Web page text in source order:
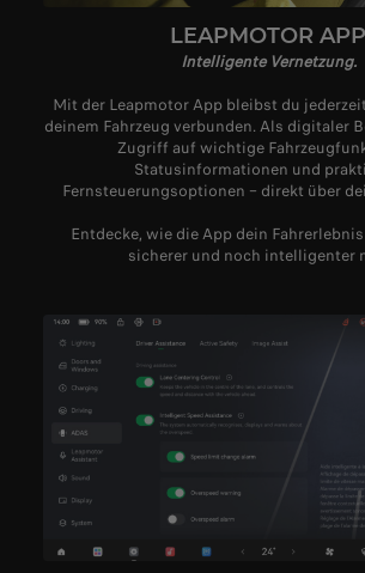
LEAPMOTOR APP
Intelligente Vernetzung.
Mit der Leapmotor App bleibst du
deinem Fahrzeug verbunden. Als digitaler
Zugriff auf wichtige
Statusinformationen und
Fernsteuerungsoptionen – direkt über
Entdecke, wie die App dein
sicherer und noch intelligenter